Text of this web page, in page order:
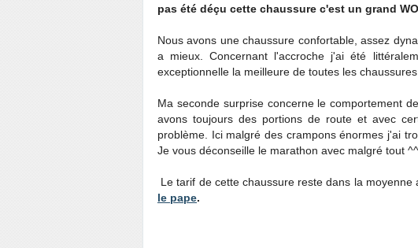
pas été déçu cette chaussure c'est un grand
Nous avons une chaussure confortable, assez
a mieux. Concernant l'accroche j'ai été
exceptionnelle la meilleure de toutes les
Ma seconde surprise concerne le comportement
avons toujours des portions de route et avec
problème. Ici malgré des crampons énormes j'ai
Je vous déconseille le marathon avec malgré tout ^^
Le tarif de cette chaussure reste dans la moyenne
le pape.